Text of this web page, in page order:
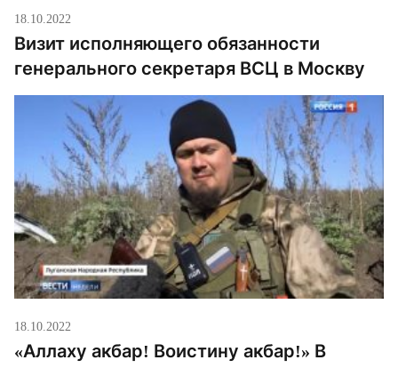
18.10.2022
Визит исполняющего обязанности
генерального секретаря ВСЦ в Москву
18.10.2022
«Аллаху акбар! Воистину акбар!» В